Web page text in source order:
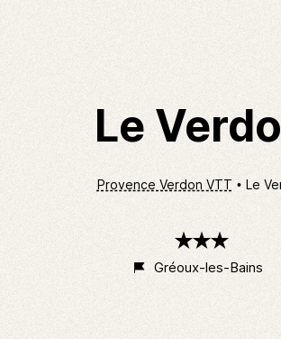
Le
Provence Verdon VTT Le
Gréoux-les-Bains